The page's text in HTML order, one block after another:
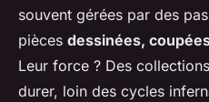
souvent gérées par des
pièces dessinées,
Leur force ? Des
durer, loin des cycles